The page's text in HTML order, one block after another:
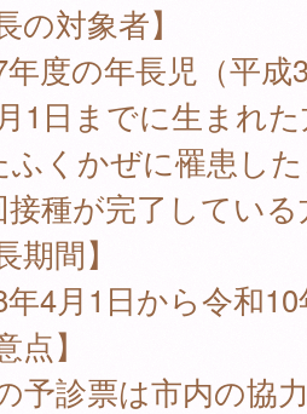
の対象者】
度の年長児（平成
1日までに生まれた
ふくかぜに罹患し
接種が完了してい
期間】
4月1日から令和
点】
予診票は市内の協